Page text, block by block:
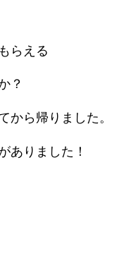
らえる
？
から帰りました。
ありました！